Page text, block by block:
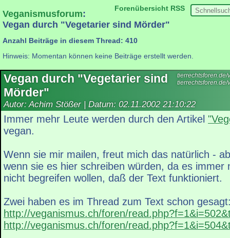
Forenübersicht RSS
Veganismusforum:
Vegan durch "Vegetarier sind Mörder"
Anzahl Beiträge in diesem Thread: 410
Hinweis: Momentan können keine Beiträge erstellt werden.
tierrechtsforen.de/
Vegan durch "Vegetarier sind
Mörder"
Autor: Achim Stößer | Datum: 02.11.2002 21:10:22
Immer mehr Leute werden durch den Artikel
vegan.
Wenn sie mir mailen, freut mich das natürlich -
wenn sie es hier schreiben würden, da es immer
nicht begreifen wollen, daß der Text funktioniert.
Zwei haben es im Thread zum Text schon
http://veganismus.ch/foren/
http://veganismus.ch/foren/